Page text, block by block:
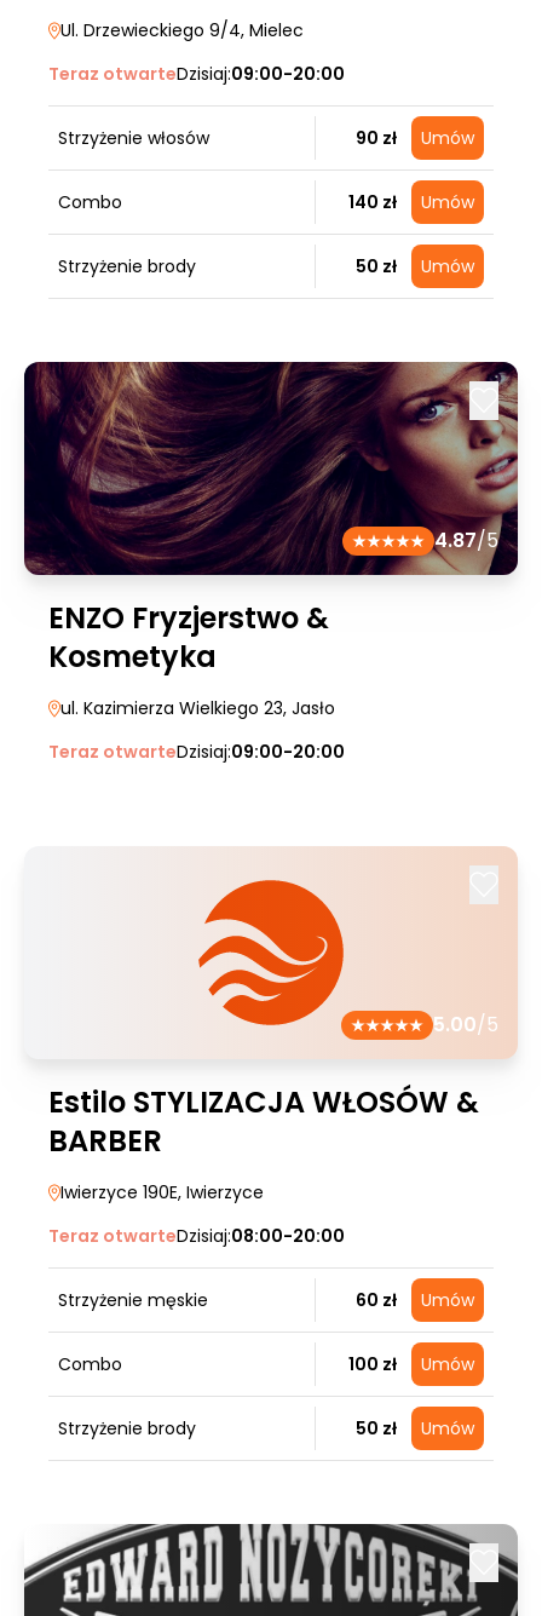
Ul. Drzewieckiego 9/4, Mielec
Teraz otwarteDzisiaj:09:00-20:00
Strzyżenie włosów 90 zł Umów
Combo 140 zł Umów
Strzyżenie brody 50 zł Umów
4.87/5
ENZO Fryzjerstwo &
Kosmetyka
ul. Kazimierza Wielkiego 23, Jasło
Teraz otwarteDzisiaj:09:00-20:00
5.00/5
Estilo STYLIZACJA WŁOSÓW &
BARBER
Iwierzyce 190E, Iwierzyce
Teraz otwarteDzisiaj:08:00-20:00
Strzyżenie męskie 60 zł Umów
Combo 100 zł Umów
Strzyżenie brody 50 zł Umów